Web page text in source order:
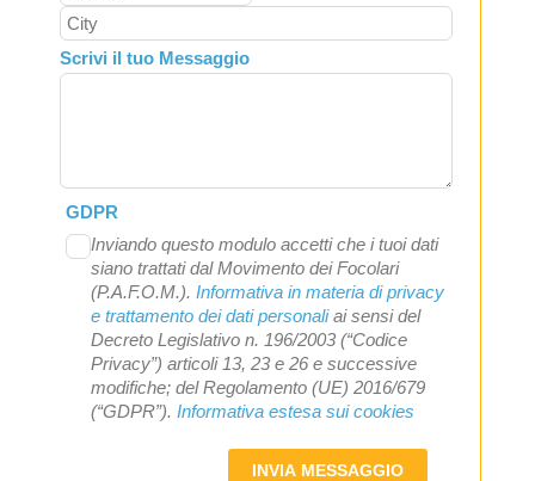
Scrivi il tuo Messaggio
GDPR
Inviando questo modulo accetti che i tuoi dati
siano trattati dal Movimento dei Focolari
(P.A.F.O.M.). Informativa in materia di privacy
e trattamento dei dati personaliai sensi del
Decreto Legislativo n. 196/2003 (“Codice
Privacy”) articoli 13, 23 e 26 e successive
modifiche; del Regolamento (UE) 2016/679
(“GDPR”). Informativa estesa sui cookies
INVIA MESSAGGIO